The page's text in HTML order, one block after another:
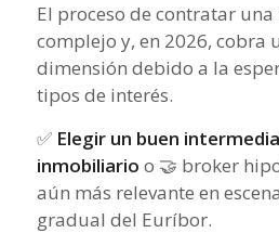
El proceso de contratar una
complejo y, en 2026, cobra
dimensión debido a la
tipos de interés.
✅ Elegir un buen
inmobiliario o 🤝 broker
aún más relevante en
gradual del Euríbor.